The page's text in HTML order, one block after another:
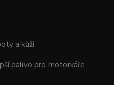
a kůži
palivo pro motorkáře